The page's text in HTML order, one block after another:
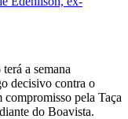
a semana
decisivo contra o
pela Taça
do Boavista.